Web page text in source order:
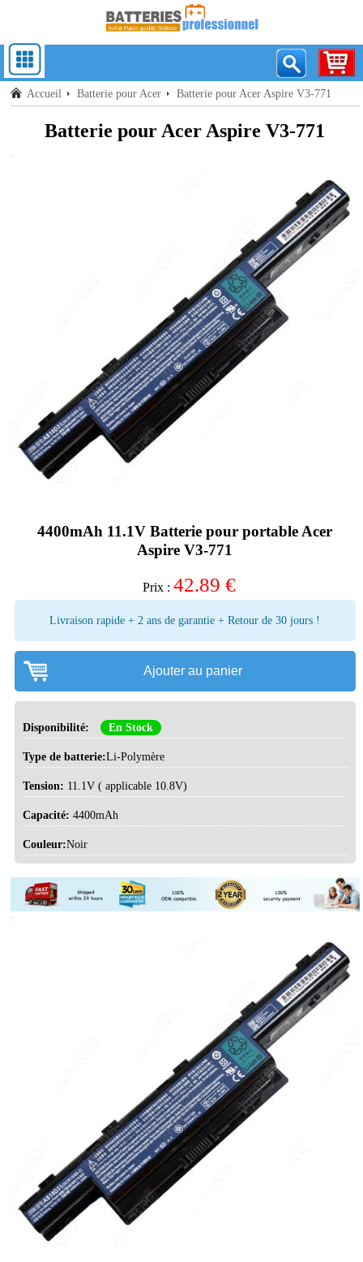
Accueil Batterie pour Acer Batterie pour Acer Aspire V3-771
Batterie pour Acer Aspire V3-771
4400mAh 11.1V Batterie pour portable Acer
Aspire V3-771
Prix : 42.89 €
Livraison rapide + 2 ans de garantie + Retour de 30 jours !
Ajouter au panier
Disponibilité: En Stock
Type de batterie:Li-Polymère
Tension: 11.1V ( applicable 10.8V)
Capacité: 4400mAh
Couleur:Noir